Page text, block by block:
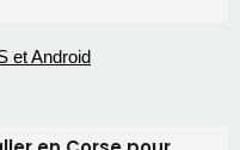
pas avant 2081
par une
les restaurants